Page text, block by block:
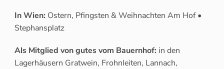
In Wien: Ostern, Pfingsten & Weihnachten Am Hof •
Stephansplatz
Als Mitglied von gutes vom Bauernhof: in den
Lagerhäusern Gratwein, Frohnleiten, Lannach,